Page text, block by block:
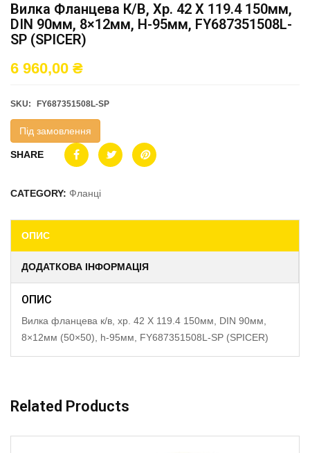
Вилка Фланцева К/в, Хр. 42 X 119.4 150мм,
DIN 90мм, 8×12мм, H-95мм, FY687351508L-
SP (SPICER)
6 960,00 ₴
SKU: FY687351508L-SP
Під замовлення
SHARE
CATEGORY: Фланці
ОПИС
ДОДАТКОВА ІНФОРМАЦІЯ
ОПИС
Вилка фланцева к/в, хр. 42 X 119.4 150мм, DIN 90мм,
8×12мм (50×50), h-95мм, FY687351508L-SP (SPICER)
Related Products